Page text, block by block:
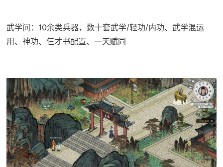
武学问：10余类兵器，数十套武学/轻功/内功、武学混运
用、神功、仨才书配置、一天赋同